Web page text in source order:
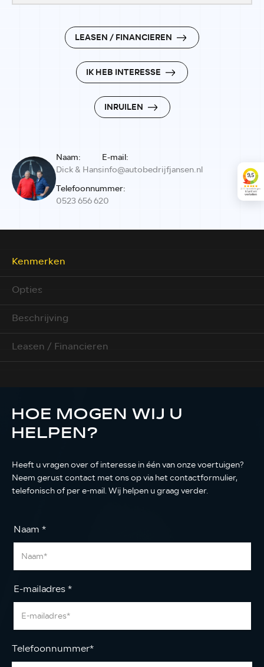
LEASEN / FINANCIEREN
IK HEB INTERESSE
INRUILEN
Naam:
Dick & Hans
E-mail:
info@autobedrijfjansen.nl
Telefoonnummer:
0523 656 620
Kenmerken
Opties
Beschrijving
Leasen / Financieren
HOE MOGEN WIJ U
HELPEN?
Heeft u vragen over of interesse in één van onze voertuigen?
Neem gerust contact met ons op via het contactformulier,
telefonisch of per e-mail. Wij helpen u graag verder.
Naam *
E-mailadres*
Telefoonnummer*